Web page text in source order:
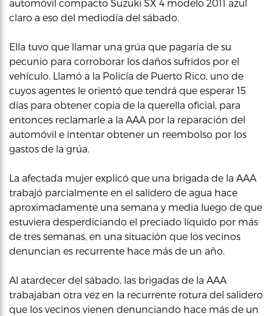
automóvil compacto Suzuki SX 4 modelo 2011 azul
claro a eso del mediodía del sábado.
Ella tuvo que llamar una grúa que pagaría de su
pecunio para corroborar los daños sufridos por el
vehículo. Llamó a la Policía de Puerto Rico, uno de
cuyos agentes le orientó que tendrá que esperar 15
días para obtener copia de la querella oficial, para
entonces reclamarle a la AAA por la reparación del
automóvil e intentar obtener un reembolso por los
gastos de la grúa.
La afectada mujer explicó que una brigada de la AAA
trabajó parcialmente en el salidero de agua hace
aproximadamente una semana y media luego de que
estuviera desperdiciando el preciado líquido por más
de tres semanas, en una situación que los vecinos
denuncian es recurrente hace más de un año.
Al atardecer del sábado, las brigadas de la AAA
trabajaban otra vez en la recurrente rotura del salidero
que los vecinos vienen denunciando hace más de un